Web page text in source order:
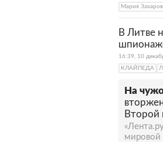
Мария
В Литве
16:39, 10
КЛАЙПЕДА
На
Второй
мировой